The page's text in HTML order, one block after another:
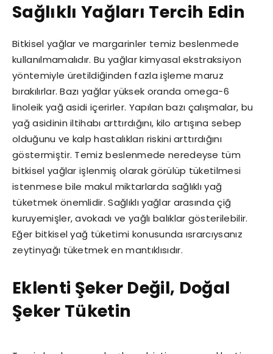
Sağlıklı Yağları Tercih Edin
Bitkisel yağlar ve margarinler temiz beslenmede
kullanılmamalıdır. Bu yağlar kimyasal ekstraksiyon
yöntemiyle üretildiğinden fazla işleme maruz
bırakılırlar. Bazı yağlar yüksek oranda omega-6
linoleik yağ asidi içerirler. Yapılan bazı çalışmalar, bu
yağ asidinin iltihabı arttırdığını, kilo artışına sebep
olduğunu ve kalp hastalıkları riskini arttırdığını
göstermiştir. Temiz beslenmede neredeyse tüm
bitkisel yağlar işlenmiş olarak görülüp tüketilmesi
istenmese bile makul miktarlarda sağlıklı yağ
tüketmek önemlidir. Sağlıklı yağlar arasında çiğ
kuruyemişler, avokadı ve yağlı balıklar gösterilebilir.
Eğer bitkisel yağ tüketimi konusunda ısrarcıysanız
zeytinyağı tüketmek en mantıklısıdır.
Eklenti Şeker Değil, Doğal
Şeker Tüketin